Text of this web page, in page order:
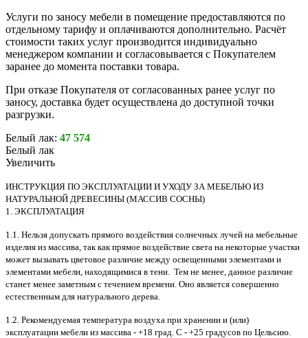
Услуги по заносу мебели в помещение предоставляются по
отдельному тарифу и оплачиваются дополнительно. Расчёт
стоимости таких услуг производится индивидуально
менеджером компании и согласовывается с Покупателем
заранее до момента поставки товара.
При отказе Покупателя от согласованных ранее услуг по
заносу, доставка будет осуществлена до доступной точки
разгрузки.
Белый лак: 47 574
Белый лак
Увеличить
ИНСТРУКЦИЯ ПО ЭКСПЛУАТАЦИИ И УХОДУ ЗА МЕБЕЛЬЮ ИЗ
НАТУРАЛЬНОЙ ДРЕВЕСИНЫ (МАССИВ СОСНЫ)
1. ЭКСПЛУАТАЦИЯ
1.1. Нельзя допускать прямого воздействия солнечных лучей на мебельные
изделия из массива, так как прямое воздействие света на некоторые участки
может вызывать цветовое различие между освещенными элементами и
элементами мебели, находящимися в тени. Тем не менее, данное различие
станет менее заметным с течением времени. Оно является совершенно
естественным для натурального дерева.
1.2. Рекомендуемая температура воздуха при хранении и (или)
эксплуатации мебели из массива - +18 град. С - +25 градусов по Цельсию.